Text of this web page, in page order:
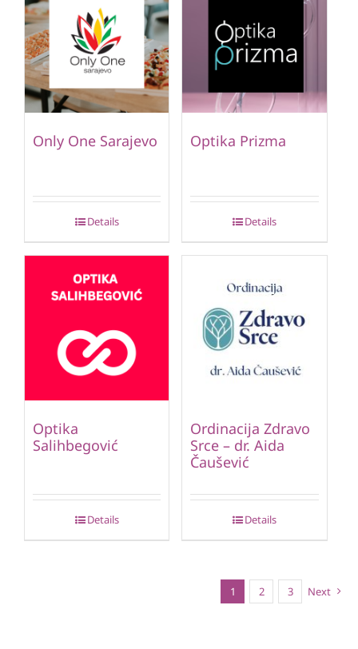
Only One Sarajevo
Details
Optika Prizma
Details
Optika
Salihbegović
Details
Ordinacija Zdravo
Srce – dr. Aida
Čaušević
Details
1 2 3 Next